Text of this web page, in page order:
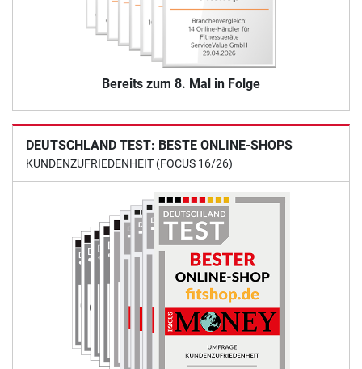
Bereits zum 8. Mal in Folge
DEUTSCHLAND TEST: BESTE ONLINE-SHOPS
KUNDENZUFRIEDENHEIT (FOCUS 16/26)